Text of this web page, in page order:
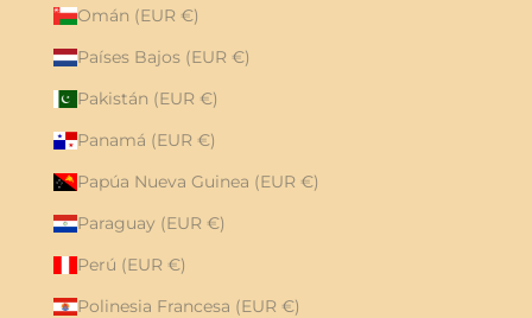
Omán (EUR €)
Países Bajos (EUR €)
Pakistán (EUR €)
Panamá (EUR €)
Papúa Nueva Guinea (EUR €)
Paraguay (EUR €)
Perú (EUR €)
Polinesia Francesa (EUR €)